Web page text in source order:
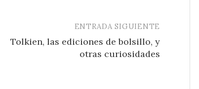
ENTRADA SIGUIENTE
Tolkien, las ediciones de bolsillo, y
otras curiosidades